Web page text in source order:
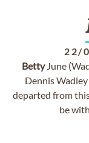
22/
BettyJune
Dennis
departed from
be